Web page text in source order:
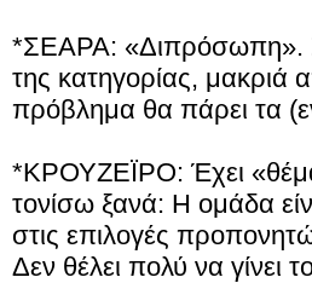
*ΣΕΑΡΑ: «Διπρόσωπη».
της κατηγορίας, μακριά
πρόβλημα θα πάρει τα
*ΚΡΟΥΖΕΪΡΟ: Έχει
τονίσω ξανά: Η ομάδα
στις επιλογές
Δεν θέλει πολύ να γίνει